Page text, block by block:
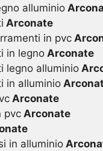
alluminio
Arconate
in pvc
in legnoArconate
legno alluminio
in alluminio
Arconate
pvcArconate
in alluminio